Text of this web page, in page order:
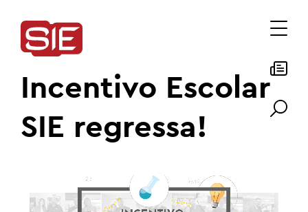
Incentivo Escolar
SIE regressa!